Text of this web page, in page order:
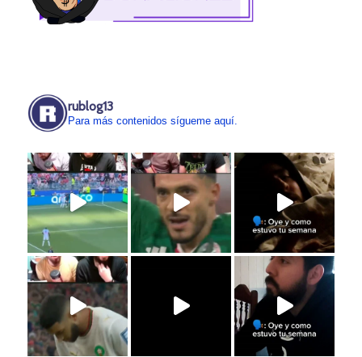
rublog13
Para más contenidos sígueme aquí.